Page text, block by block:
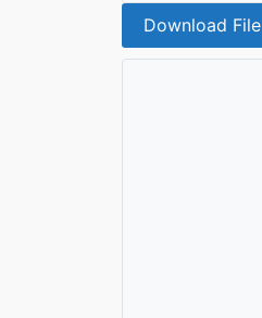
Download File